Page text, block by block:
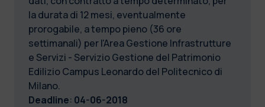
la durata di 12 mesi, eventualmente
prorogabile, a tempo pieno (36 ore
settimanali) per l'Area Gestione Infrastrutture
e Servizi - Servizio Gestione del Patrimonio
Edilizio Campus Leonardo del Politecnico di
Milano.
Deadline: 04-06-2018